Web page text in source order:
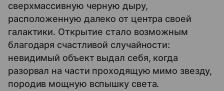
сверхмассивную черную дыру,
расположенную далеко от центра своей
галактики. Открытие стало возможным
благодаря счастливой случайности:
невидимый объект выдал себя, когда
разорвал на части проходящую мимо звезду,
породив мощную вспышку света.